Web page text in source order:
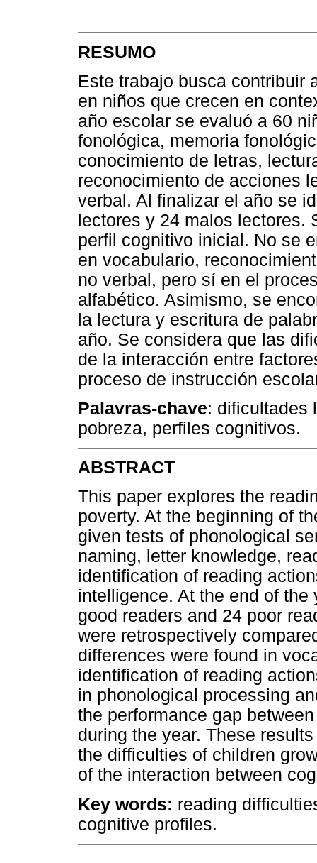
RESUMO
Este trabajo busca contribuir
en niños que crecen en
año escolar se evaluó a 60
fonológica, memoria
conocimiento de letras,
reconocimiento de acciones
verbal. Al finalizar el año se
lectores y 24 malos lectores.
perfil cognitivo inicial. No se
en vocabulario,
no verbal, pero sí en el
alfabético. Asimismo, se
la lectura y escritura de
año. Se considera que las
de la interacción entre
proceso de instrucción
Palavras-chave: dificultades
pobreza, perfiles cognitivos.
ABSTRACT
This paper explores the
poverty. At the beginning of
given tests of phonological
naming, letter knowledge,
identification of reading
intelligence. At the end of
good readers and 24 poor
were retrospectively
differences were found in
identification of reading
in phonological processing
the performance gap
during the year. These
the difficulties of children
of the interaction between
Key words: reading
cognitive profiles.